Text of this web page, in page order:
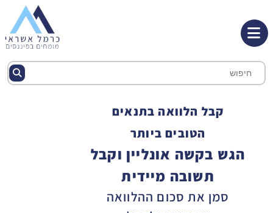
קבל הלוואה בתנאים
הטובים ביותר
הגש בקשה אונליין וקבל
תשובה מיידית
סמן את סכום ההלוואה